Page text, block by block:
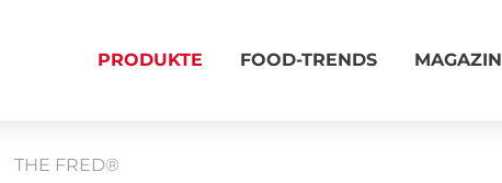
PRODUKTE FOOD-TRENDS MAGAZIN
THE FRED®